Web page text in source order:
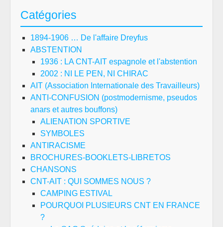
Catégories
1894-1906 … De l'affaire Dreyfus
ABSTENTION
1936 : LA CNT-AIT espagnole et l'abstention
2002 : NI LE PEN, NI CHIRAC
AIT (Association Internationale des Travailleurs)
ANTI-CONFUSION (postmodernisme, pseudos
anars et autres bouffons)
ALIENATION SPORTIVE
SYMBOLES
ANTIRACISME
BROCHURES-BOOKLETS-LIBRETOS
CHANSONS
CNT-AIT : QUI SOMMES NOUS ?
CAMPING ESTIVAL
POURQUOI PLUSIEURS CNT EN FRANCE
?